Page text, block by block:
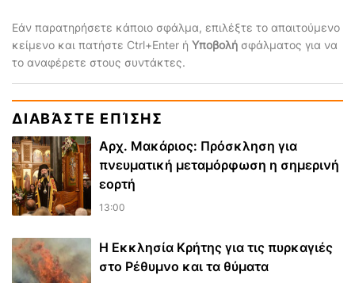
Εάν παρατηρήσετε κάποιο σφάλμα, επιλέξτε το απαιτούμενο
κείμενο και πατήστε Ctrl+Enter ή Υποβολή σφάλματος για να
το αναφέρετε στους συντάκτες.
ΔΙΑΒΆΣΤΕ ΕΠΊΣΗΣ
Αρχ. Μακάριος: Πρόσκληση για
πνευματική μεταμόρφωση η σημερινή
εορτή
13:00
Η Εκκλησία Κρήτης για τις πυρκαγιές
στο Ρέθυμνο και τα θύματα